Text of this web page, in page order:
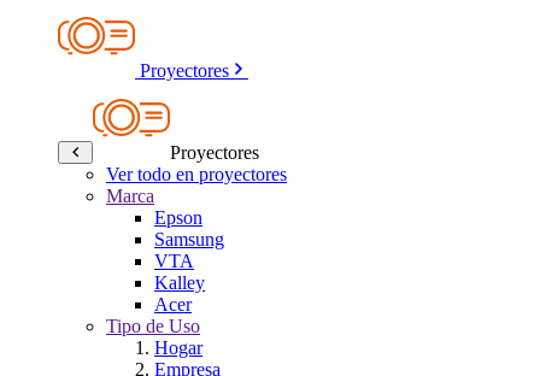
Proyectores
Proyectores
Ver todo en proyectores
Marca
Epson
Samsung
VTA
Kalley
Acer
Tipo de Uso
Hogar
Empresa